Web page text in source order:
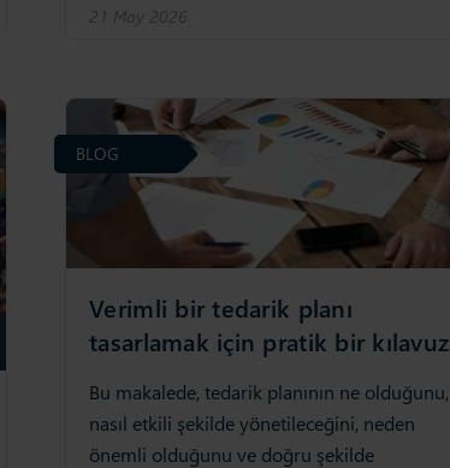
21 May 2026
Verimli bir tedarik planı
tasarlamak için pratik bir kılavuz
Bu makalede, tedarik planının ne olduğunu,
nasıl etkili şekilde yönetileceğini, neden
önemli olduğunu ve doğru şekilde
BLOG